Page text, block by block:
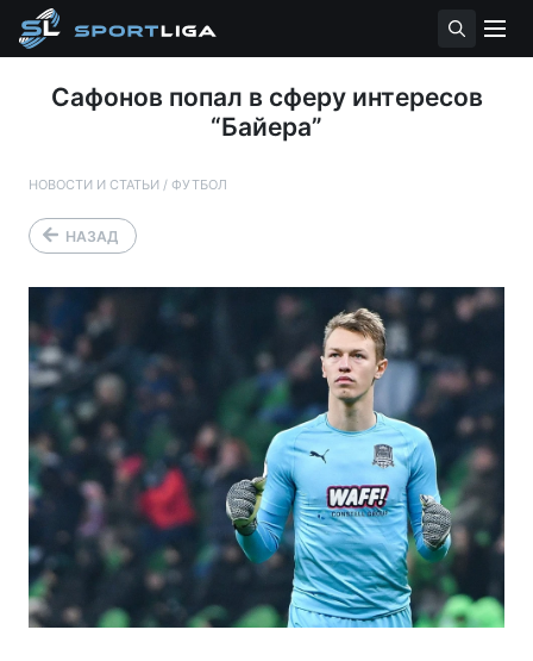
Сафонов попал в сферу интересов
“Байера”
НОВОСТИ И СТАТЬИ / ФУТБОЛ
НАЗАД